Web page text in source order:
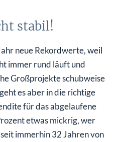
stabil!
neue Rekordwerte, weil
immer rund läuft und
Großprojekte schubweise
es aber in die richtige
für das abgelaufene
etwas mickrig, wer
immerhin 32 Jahren von